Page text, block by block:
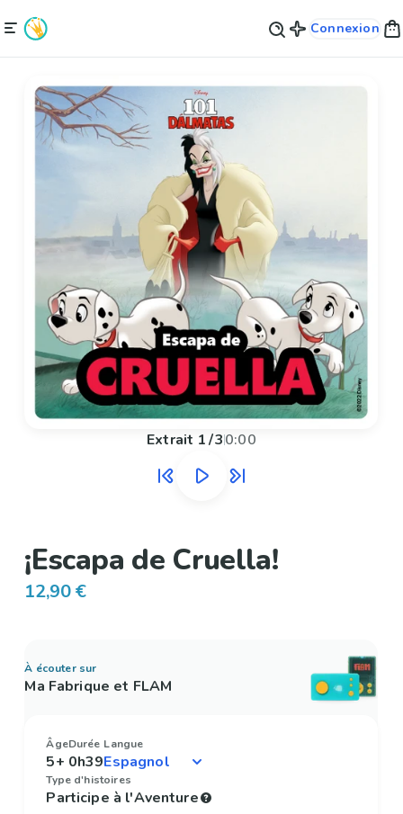
Connexion
Extrait 1/30:00
¡Escapa de Cruella!
12,90 €
À écouter sur
Ma Fabrique et FLAM
Âge
5+
Durée
0h39
Langue
Type d'histoires
Participe à l'Aventure